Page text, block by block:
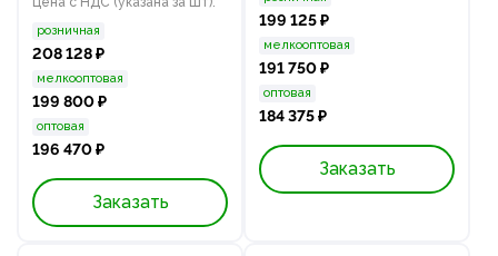
розничная
208 128 ₽
мелкооптовая
199 800 ₽
оптовая
196 470 ₽
Заказать
199 125 ₽
мелкооптовая
191 750 ₽
оптовая
184 375 ₽
Заказать